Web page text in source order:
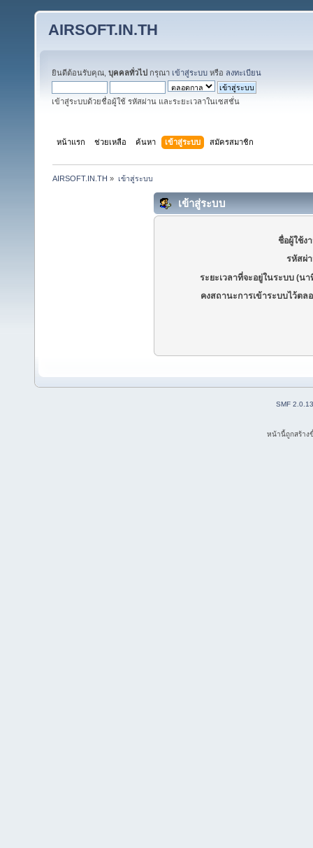
AIRSOFT.IN.TH
ยินดีต้อนรับคุณ, บุคคลทั่วไป กรุณา เข้าสู่ระบบ หรือ ลงทะเบียน
เข้าสู่ระบบด้วยชื่อผู้ใช้ รหัสผ่าน และระยะเวลาในเซสชั่น
หน้าแรก ช่วยเหลือ ค้นหา เข้าสู่ระบบ สมัครสมาชิก
AIRSOFT.IN.TH » เข้าสู่ระบบ
เข้าสู่ระบบ
ชื่อผู้ใช้ง
รหัสผ่
ระยะเวลาที่จะอยู่ในระบบ (นา
คงสถานะการเข้าระบบไว้ตล
SMF 2.0.13
หน้านี้ถูกสร้าง